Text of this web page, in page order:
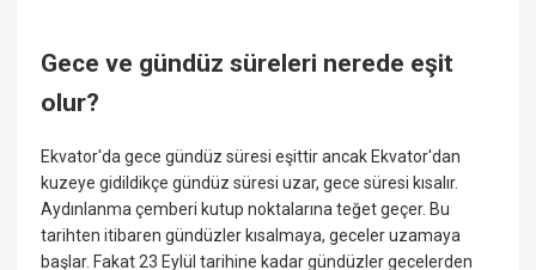
Gece ve gündüz süreleri nerede eşit
olur?
Ekvator'da gece gündüz süresi eşittir ancak Ekvator'dan
kuzeye gidildikçe gündüz süresi uzar, gece süresi kısalır.
Aydınlanma çemberi kutup noktalarına teğet geçer. Bu
tarihten itibaren gündüzler kısalmaya, geceler uzamaya
başlar. Fakat 23 Eylül tarihine kadar gündüzler gecelerden